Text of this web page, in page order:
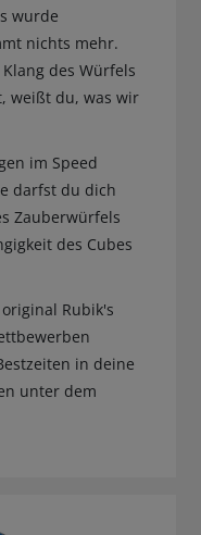
wurde
nichts mehr.
des Würfels
weißt du, was wir
im Speed
darfst du dich
Zauberwürfels
des Cubes
Rubik's
in deine
unter dem